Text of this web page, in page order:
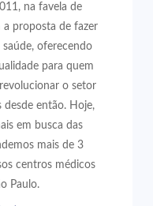
na favela de
a proposta de fazer
oferecendo
para quem
o setor
desde então. Hoje,
em busca das
mais de 3
centros médicos
Paulo.